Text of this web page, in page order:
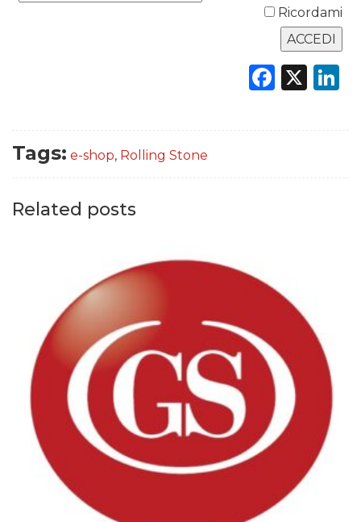
Ricordami
X
Tags: e-shop, Rolling Stone
Related posts